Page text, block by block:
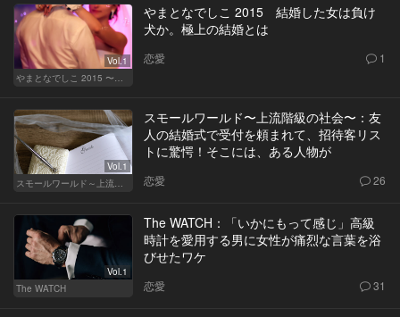
Vol.1
やまとなでしこ 2015 結婚した女は負け
犬か。極上の結婚とは
恋愛 1
Vol.1
スモールワールド〜上流階級の社会〜：友
人の結婚式で受付を頼まれて、招待客リス
トに驚愕！そこには、ある人物が
恋愛 26
Vol.1
The WATCH
The WATCH：「いかにもって感じ」高級
時計を愛用する男に女性が痛烈な言葉を浴
びせたワケ
恋愛 31